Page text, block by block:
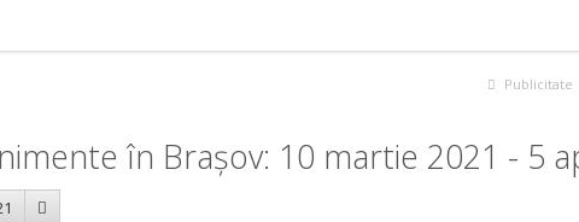
Publicitate
în Brașov: 10 martie 2021 - 5